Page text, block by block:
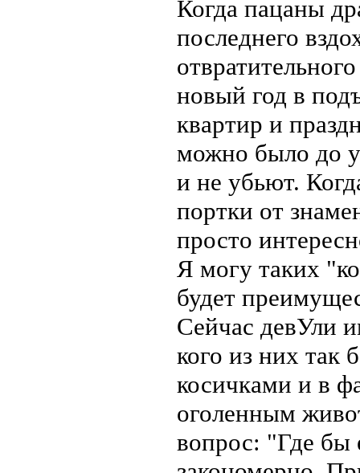
Когда пацаны
последнего
новый год в
квартир и
можно было до
и не убьют.
портки от
просто
Я могу таких
будет
Сейчас девУли
кого из них так
косичками и в
оголенным
вопрос: "Где бы